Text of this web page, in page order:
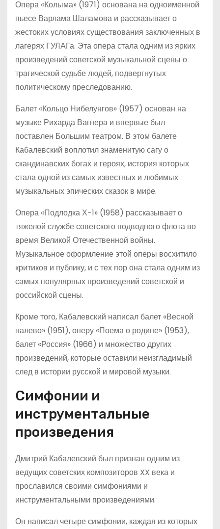
Опера «Колыма» (1971) основана на одноименной
пьесе Варлама Шаламова и рассказывает о
жестоких условиях существования заключенных в
лагерях ГУЛАГа. Эта опера стала одним из ярких
произведений советской музыкальной сцены о
трагической судьбе людей, подвергнутых
политическому преследованию.
Балет «Кольцо Нибелунгов» (1957) основан на
музыке Рихарда Вагнера и впервые был
поставлен Большим театром. В этом балете
Кабалевский воплотил знаменитую сагу о
скандинавских богах и героях, история которых
стала одной из самых известных и любимых
музыкальных эпических сказок в мире.
Опера «Подлодка Х-1» (1958) рассказывает о
тяжелой службе советского подводного флота во
время Великой Отечественной войны.
Музыкальное оформление этой оперы восхитило
критиков и публику, и с тех пор она стала одним из
самых популярных произведений советской и
российской сцены.
Кроме того, Кабалевский написал балет «Весной
налево» (1951), оперу «Поема о родине» (1953),
балет «Россия» (1966) и множество других
произведений, которые оставили неизгладимый
след в истории русской и мировой музыки.
Симфонии и
инструментальные
произведения
Дмитрий Кабалевский был признан одним из
ведущих советских композиторов XX века и
прославился своими симфониями и
инструментальными произведениями.
Он написал четыре симфонии, каждая из которых